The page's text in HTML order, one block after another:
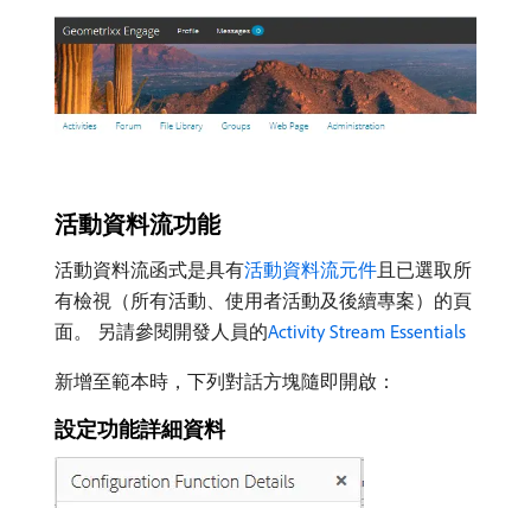
活動資料流功能
活動資料流函式是具有活動資料流元件且已選取所
有檢視（所有活動、使用者活動及後續專案）的頁
面。 另請參閱開發人員的Activity Stream Essentials
新增至範本時，下列對話方塊隨即開啟：
設定功能詳細資料